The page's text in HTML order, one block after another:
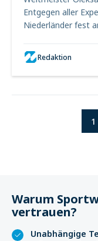
Entgegen aller
Niederländer fest
Redaktion
1
Warum
vertrauen?
Unabhängige